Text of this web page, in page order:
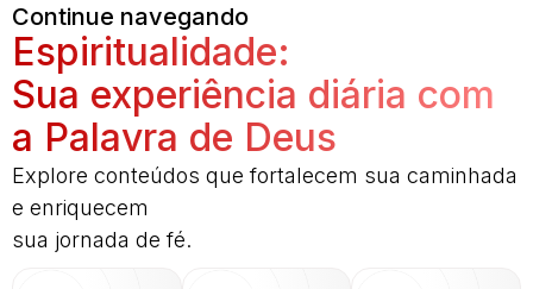
Continue navegando
Espiritualidade:
Sua experiência diária com
a Palavra de Deus
Explore conteúdos que fortalecem sua caminhada
e enriquecem
sua jornada de fé.